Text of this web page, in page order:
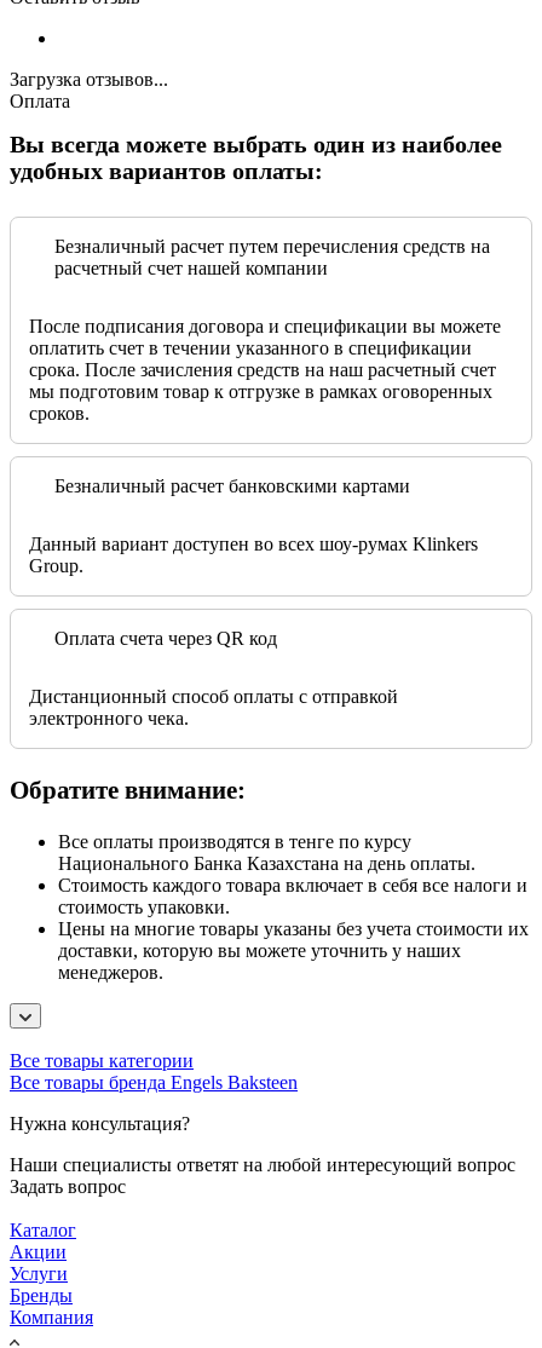
Загрузка отзывов...
Оплата
Вы всегда можете выбрать один из наиболее
удобных вариантов оплаты:
Безналичный расчет путем перечисления средств на
расчетный счет нашей компании
После подписания договора и спецификации вы можете
оплатить счет в течении указанного в спецификации
срока. После зачисления средств на наш расчетный счет
мы подготовим товар к отгрузке в рамках оговоренных
сроков.
Безналичный расчет банковскими картами
Данный вариант доступен во всех шоу-румах Klinkers
Group.
Оплата счета через QR код
Дистанционный способ оплаты с отправкой
электронного чека.
Обратите внимание:
Все оплаты производятся в тенге по курсу
Национального Банка Казахстана на день оплаты.
Стоимость каждого товара включает в себя все налоги и
стоимость упаковки.
Цены на многие товары указаны без учета стоимости их
доставки, которую вы можете уточнить у наших
менеджеров.
Все товары категории
Все товары бренда Engels Baksteen
Нужна консультация?
Наши специалисты ответят на любой интересующий вопрос
Задать вопрос
Каталог
Акции
Услуги
Бренды
Компания